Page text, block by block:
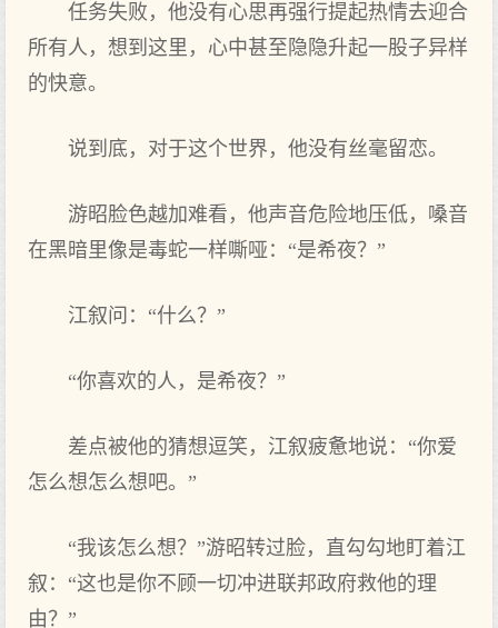
任务失败，他没有心思再强行提起热情去迎合
所有人，想到这里，心中甚至隐隐升起一股子异样
的快意。
说到底，对于这个世界，他没有丝毫留恋。
游昭脸色越加难看，他声音危险地压低，嗓音
在黑暗里像是毒蛇一样嘶哑：“是希夜？”
江叙问：“什么？”
“你喜欢的人，是希夜？”
差点被他的猜想逗笑，江叙疲惫地说：“你爱
怎么想怎么想吧。”
“我该怎么想？”游昭转过脸，直勾勾地盯着江
叙：“这也是你不顾一切冲进联邦政府救他的理
由？”